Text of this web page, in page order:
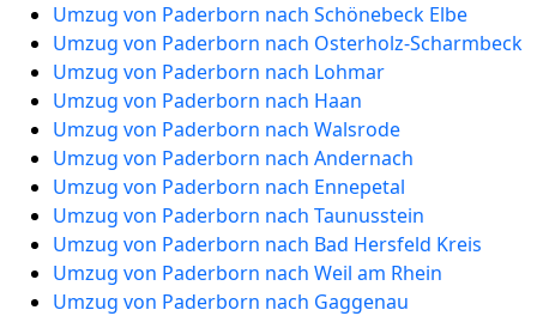
Umzug von Paderborn nach Schönebeck Elbe
Umzug von Paderborn nach Osterholz-Scharmbeck
Umzug von Paderborn nach Lohmar
Umzug von Paderborn nach Haan
Umzug von Paderborn nach Walsrode
Umzug von Paderborn nach Andernach
Umzug von Paderborn nach Ennepetal
Umzug von Paderborn nach Taunusstein
Umzug von Paderborn nach Bad Hersfeld Kreis
Umzug von Paderborn nach Weil am Rhein
Umzug von Paderborn nach Gaggenau